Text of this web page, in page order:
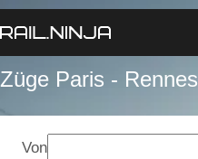
Züge Paris - Rennes
Von